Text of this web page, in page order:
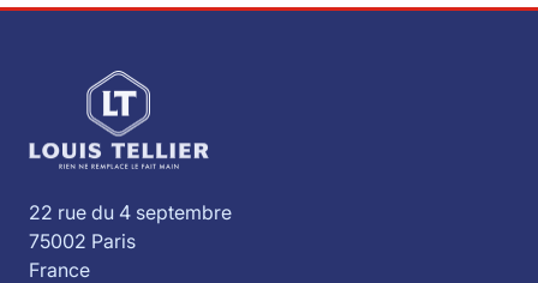
22 rue du 4 septembre
75002 Paris
France